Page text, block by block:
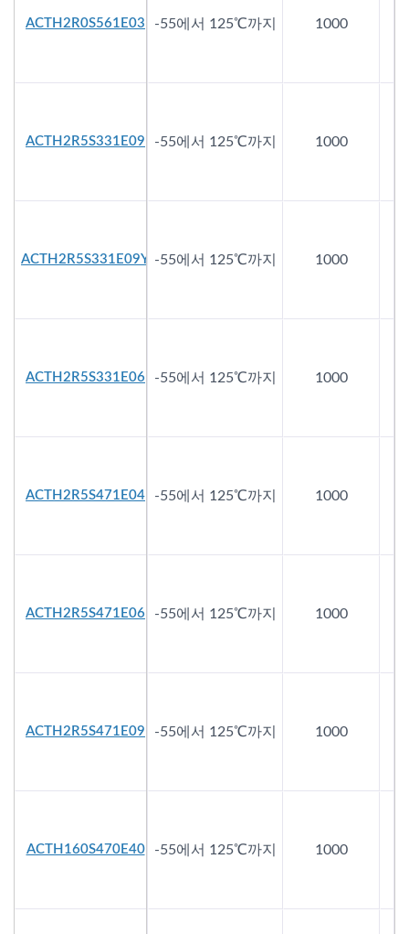
-55에서 125℃까지 1000
-55에서 125℃까지 1000
-55에서 125℃까지 1000
-55에서 125℃까지 1000
-55에서 125℃까지 1000
-55에서 125℃까지 1000
-55에서 125℃까지 1000
-55에서 125℃까지 1000
ACTH2R0S561E03
ACTH2R5S331E09
ACTH2R5S331E09Y
ACTH2R5S331E06
ACTH2R5S471E04
ACTH2R5S471E06
ACTH2R5S471E09
ACTH160S470E40